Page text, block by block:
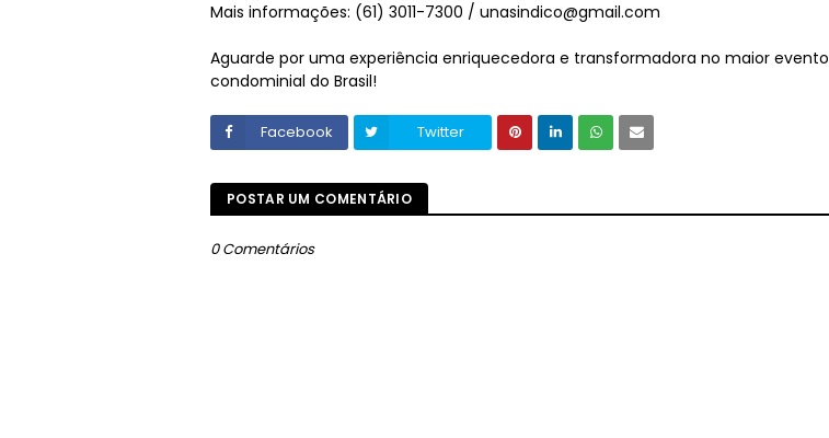
Mais informações: (61) 3011-7300 / unasindico@gmail.com
Aguarde por uma experiência enriquecedora e transformadora no maior evento
condominial do Brasil!
Facebook Twitter
POSTAR UM COMENTÁRIO
0 Comentários